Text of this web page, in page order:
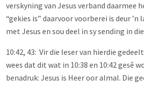
verskyning van Jesus verband daarmee
“gekies is” daarvoor voorberei is deur ’n
met Jesus en sou deel in sy sending in
10:42, 43: Vir die leser van hierdie
wees dat dit wat in 10:38 en 10:42 gesê
benadruk: Jesus is Heer oor almal. Die